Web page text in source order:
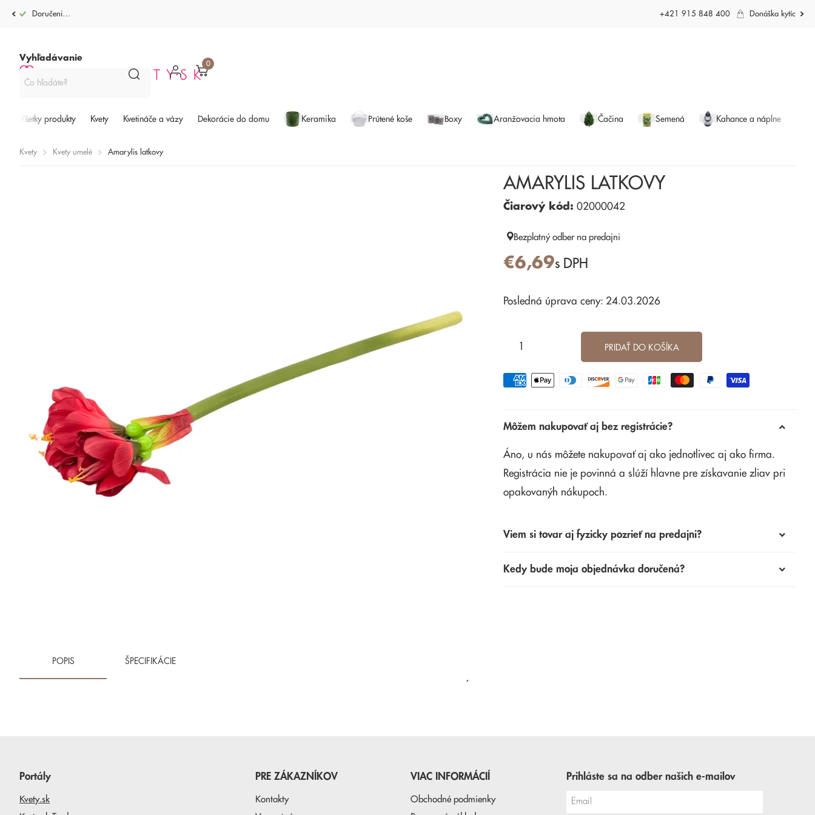
Doručenie po celej SR od 4,99€ +421 915 848 400 Donáška kytíc
Vyhľadávanie
0
Všetky produkty Kvety Kvetináče a vázy Dekorácie do domu Keramika Prútené koše Boxy Aranžovacia hmota Čačina Semená Kahance a náplne
Kvety Kvety umelé Amarylis latkovy
AMARYLIS LATKOVY
Čiarový kód: 02000042
Bezplatný odber na predajni
€6,69s DPH
Posledná úprava ceny: 24.03.2026
PRIDAŤ DO KOŠÍKA
Môžem nakupovať aj bez registrácie?
Áno, u nás môžete nakupovať aj ako jednotlivec aj ako firma.
Registrácia nie je povinná a slúží hlavne pre získavanie zliav pri
opakovanýh nákupoch.
Viem si tovar aj fyzicky pozrieť na predajni?
Kedy bude moja objednávka doručená?
POPIS ŠPECIFIKÁCIE
Portály
Kvety.sk
PRE ZÁKAZNÍKOV
Kontakty
VIAC INFORMÁCIÍ
Obchodné podmienky
Prihláste sa na odber našich e-mailov